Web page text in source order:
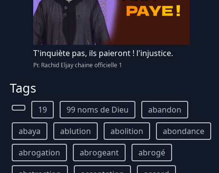
T'inquiète pas, ils paieront ! l'injustice.
Pr. Rachid Eljay chaine officielle 1
Tags
19 99 noms de Dieu
abandon
abaya
ablution abolition
abondance
abrogation
abrogeant
abrogé